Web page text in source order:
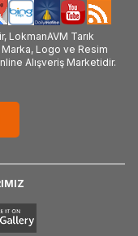
LokmanAVM Tarık
Logo ve Resim
Alışveriş Marketidir.